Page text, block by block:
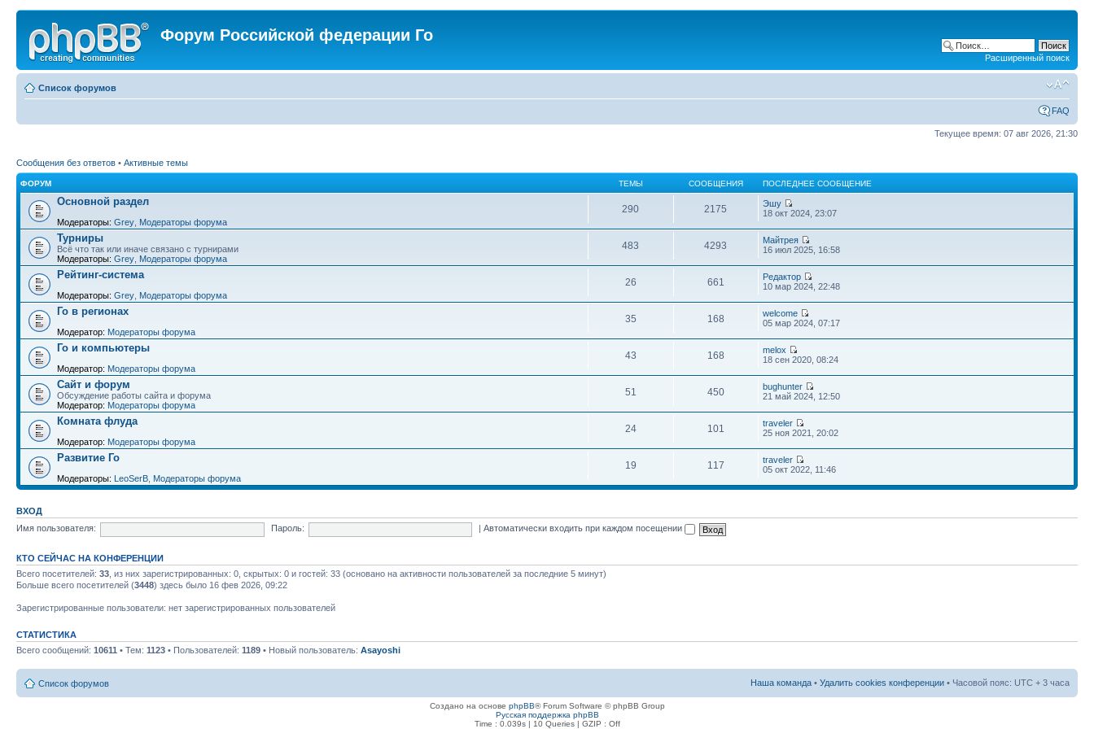
Форум Российской федерации Го
Расширенный поиск
Список форумов
FAQ
Текущее время: 07 авг 2026, 21:30
Сообщения без ответов • Активные темы
ФОРУМ ТЕМЫ СООБЩЕНИЯ ПОСЛЕДНЕЕ СООБЩЕНИЕ
Основной раздел
Модераторы: Grey Модераторы форума
290 2175
Эшу
18 окт 2024, 23:07
Турниры
Всё что так или иначе связано с турнирами
Модераторы: Grey Модераторы форума
483 4293
Майтрея
16 июл 2025, 16:58
Рейтинг-система
Модераторы: Grey Модераторы форума
26 661
Редактор
10 мар 2024, 22:48
Го в регионах
Модератор: Модераторы форума
35 168
welcome
05 мар 2024, 07:17
Го и компьютеры
Модератор: Модераторы форума
43 168
melox
18 сен 2020, 08:24
Сайт и форум
Обсуждение работы сайта и форума
Модератор: Модераторы форума
51 450
bughunter
21 май 2024, 12:50
Комната флуда
Модератор: Модераторы форума
24 101
traveler
25 ноя 2021, 20:02
Развитие Го
Модераторы: LeoSerB Модераторы форума
19 117
traveler
05 окт 2022, 11:46
ВХОД
Имя пользователя:
Пароль: |Автоматически входить при каждом посещении
КТО СЕЙЧАС НА КОНФЕРЕНЦИИ
Всего посетителей: 33 , из них зарегистрированных: 0, скрытых: 0 и гостей: 33 (основано на активности пользователей за последние 5 минут)
Больше всего посетителей (3448) здесь было 16 фев 2026, 09:22
Зарегистрированные пользователи: нет зарегистрированных пользователей
СТАТИСТИКА
Всего сообщений: 10611 • Тем: 1123 • Пользователей: 1189 • Новый пользователь: Asayoshi
Список форумов Наша команда • Удалить cookies конференции • Часовой пояс: UTC + 3 часа
Создано на основе phpBB® Forum Software © phpBB Group
Русская поддержка phpBB
Time : 0.039s | 10 Queries | GZIP : Off